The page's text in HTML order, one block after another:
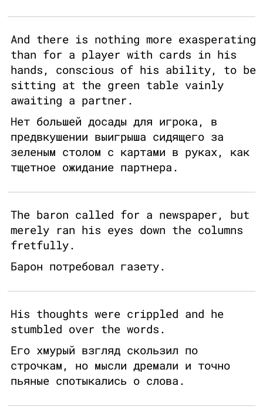
And there is nothing more exasperating
than for a player with cards in his
hands, conscious of his ability, to be
sitting at the green table vainly
awaiting a partner.
Нет большей досады для игрока, в
предвкушении выигрыша сидящего за
зеленым столом с картами в руках, как
тщетное ожидание партнера.
The baron called for a newspaper, but
merely ran his eyes down the columns
fretfully.
Барон потребовал газету.
His thoughts were crippled and he
stumbled over the words.
Его хмурый взгляд скользил по
строчкам, но мысли дремали и точно
пьяные спотыкались о слова.